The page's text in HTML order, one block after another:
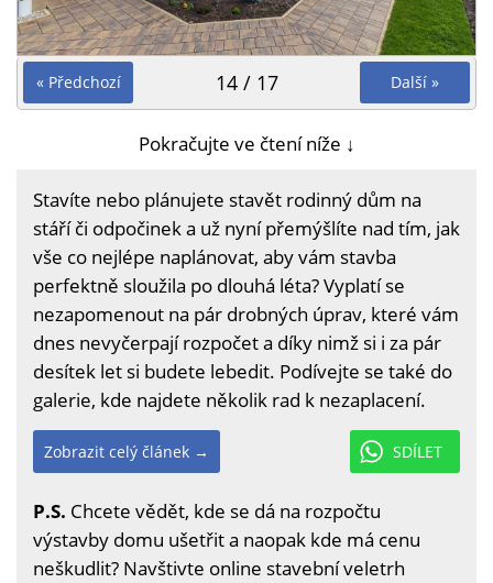
« Předchozí Další »
14 / 17
Pokračujte ve čtení níže ↓
Stavíte nebo plánujete stavět rodinný dům na
stáří či odpočinek a už nyní přemýšlíte nad tím, jak
vše co nejlépe naplánovat, aby vám stavba
perfektně sloužila po dlouhá léta? Vyplatí se
nezapomenout na pár drobných úprav, které vám
dnes nevyčerpají rozpočet a díky nimž si i za pár
desítek let si budete lebedit. Podívejte se také do
galerie, kde najdete několik rad k nezaplacení.
SDÍLET
Zobrazit celý článek →
P.S. Chcete vědět, kde se dá na rozpočtu
výstavby domu ušetřit a naopak kde má cenu
neškudlit? Navštivte online stavební veletrh